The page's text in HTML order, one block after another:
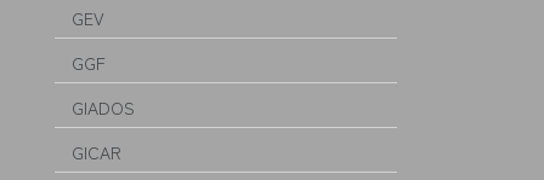
GEV
GGF
GIADOS
GICAR